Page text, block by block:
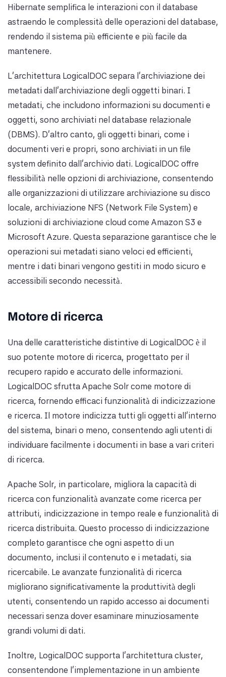
Hibernate semplifica le interazioni con il database
astraendo le complessità delle operazioni del database,
rendendo il sistema più efficiente e più facile da
mantenere.
L'architettura LogicalDOC separa l'archiviazione dei
metadati dall'archiviazione degli oggetti binari. I
metadati, che includono informazioni su documenti e
oggetti, sono archiviati nel database relazionale
(DBMS). D'altro canto, gli oggetti binari, come i
documenti veri e propri, sono archiviati in un file
system definito dall'archivio dati. LogicalDOC offre
flessibilità nelle opzioni di archiviazione, consentendo
alle organizzazioni di utilizzare archiviazione su disco
locale, archiviazione NFS (Network File System) e
soluzioni di archiviazione cloud come Amazon S3 e
Microsoft Azure. Questa separazione garantisce che le
operazioni sui metadati siano veloci ed efficienti,
mentre i dati binari vengono gestiti in modo sicuro e
accessibili secondo necessità.
Motore di ricerca
Una delle caratteristiche distintive di LogicalDOC è il
suo potente motore di ricerca, progettato per il
recupero rapido e accurato delle informazioni.
LogicalDOC sfrutta Apache Solr come motore di
ricerca, fornendo efficaci funzionalità di indicizzazione
e ricerca. Il motore indicizza tutti gli oggetti all'interno
del sistema, binari o meno, consentendo agli utenti di
individuare facilmente i documenti in base a vari criteri
di ricerca.
Apache Solr, in particolare, migliora la capacità di
ricerca con funzionalità avanzate come ricerca per
attributi, indicizzazione in tempo reale e funzionalità di
ricerca distribuita. Questo processo di indicizzazione
completo garantisce che ogni aspetto di un
documento, inclusi il contenuto e i metadati, sia
ricercabile. Le avanzate funzionalità di ricerca
migliorano significativamente la produttività degli
utenti, consentendo un rapido accesso ai documenti
necessari senza dover esaminare minuziosamente
grandi volumi di dati.
Inoltre, LogicalDOC supporta l'architettura cluster,
consentendone l'implementazione in un ambiente